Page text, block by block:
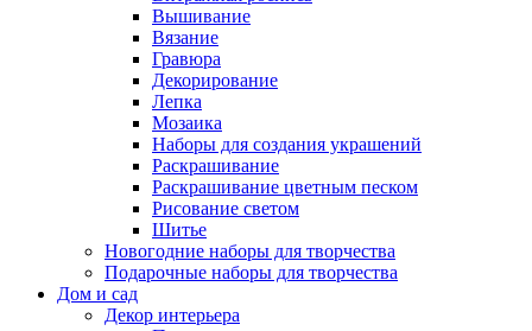
Вышивание
Вязание
Гравюра
Декорирование
Лепка
Мозаика
Наборы для создания украшений
Раскрашивание
Раскрашивание цветным песком
Рисование светом
Шитье
Новогодние наборы для творчества
Подарочные наборы для творчества
Дом и сад
Декор интерьера